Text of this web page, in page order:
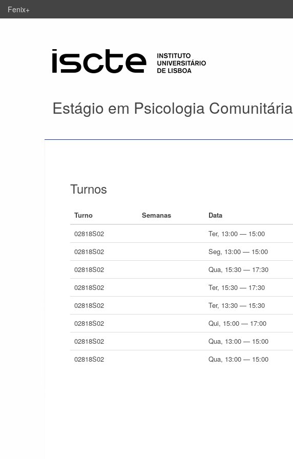
Fenix+
Estágio em Psicologia Comunitária
Turnos
Turno Semanas Data
02818S02
Ter, 13:00 — 15:00
02818S02
Seg, 13:00 — 15:00
02818S02
Qua, 15:30 — 17:30
02818S02
Ter, 15:30 — 17:30
02818S02
Ter, 13:30 — 15:30
02818S02
Qui, 15:00 — 17:00
02818S02
Qua, 13:00 — 15:00
02818S02
Qua, 13:00 — 15:00